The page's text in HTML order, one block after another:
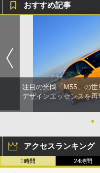
おすすめ記事
注目の光岡「M55」の
デザインエッセンスを
●
アクセスランキング
1時間 24時間